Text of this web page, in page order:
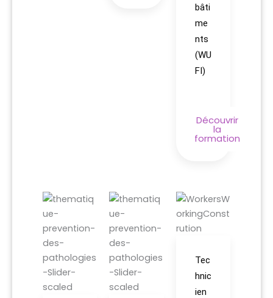
bâti
me
nts
(WU
FI)
Découvrir
la
formation
Tec
hnic
ien